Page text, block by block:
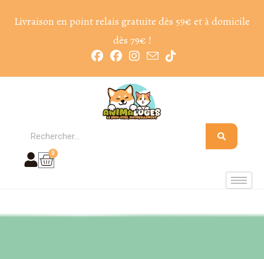
Livraison en point relais gratuite dès 59€ et à domicile
dès 79€ !
0